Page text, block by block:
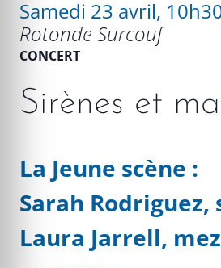
Samedi 23 avril,
Rotonde Surcouf
CONCERT
Sirènes et
La Jeune scène :
Sarah Rodriguez,
Laura Jarrell,